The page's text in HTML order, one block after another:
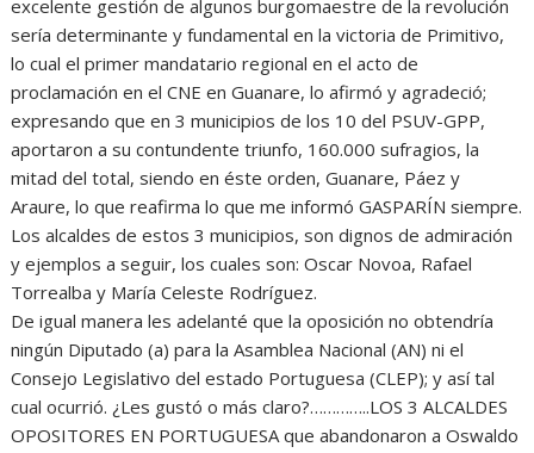
excelente gestión de algunos burgomaestre de la revolución
sería determinante y fundamental en la victoria de Primitivo,
lo cual el primer mandatario regional en el acto de
proclamación en el CNE en Guanare, lo afirmó y agradeció;
expresando que en 3 municipios de los 10 del PSUV-GPP,
aportaron a su contundente triunfo, 160.000 sufragios, la
mitad del total, siendo en éste orden, Guanare, Páez y
Araure, lo que reafirma lo que me informó GASPARÍN siempre.
Los alcaldes de estos 3 municipios, son dignos de admiración
y ejemplos a seguir, los cuales son: Oscar Novoa, Rafael
Torrealba y María Celeste Rodríguez.
De igual manera les adelanté que la oposición no obtendría
ningún Diputado (a) para la Asamblea Nacional (AN) ni el
Consejo Legislativo del estado Portuguesa (CLEP); y así tal
cual ocurrió. ¿Les gustó o más claro?…………..LOS 3 ALCALDES
OPOSITORES EN PORTUGUESA que abandonaron a Oswaldo